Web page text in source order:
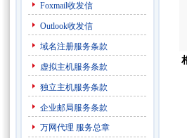
Foxmail收发信
Outlook收发信
域名注册服务条款
虚拟主机服务条款
独立主机服务条款
企业邮局服务条款
万网代理 服务总章